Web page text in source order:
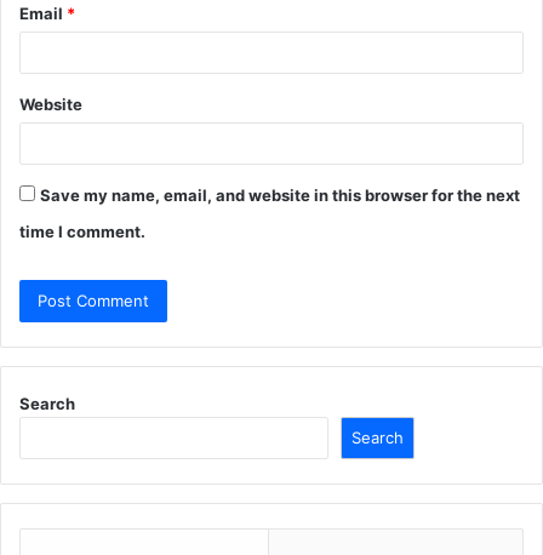
Email *
Website
Save my name, email, and website in this browser for the next
time I comment.
Search
Search